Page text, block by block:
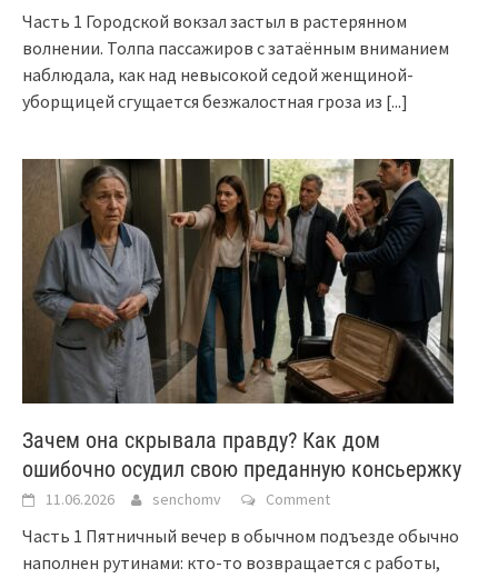
Часть 1 Городской вокзал застыл в растерянном
волнении. Толпа пассажиров с затаённым вниманием
наблюдала, как над невысокой седой женщиной-
уборщицей сгущается безжалостная гроза из [...]
Зачем она скрывала правду? Как дом
ошибочно осудил свою преданную консьержку
11.06.2026 senchomv Comment
Часть 1 Пятничный вечер в обычном подъезде обычно
наполнен рутинами: кто-то возвращается с работы,